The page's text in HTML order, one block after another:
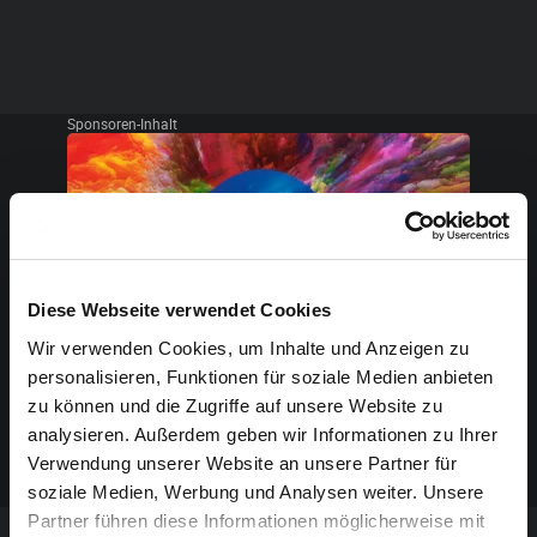
Diese Webseite verwendet Cookies
Wir verwenden Cookies, um Inhalte und Anzeigen zu
personalisieren, Funktionen für soziale Medien anbieten
zu können und die Zugriffe auf unsere Website zu
analysieren. Außerdem geben wir Informationen zu Ihrer
Verwendung unserer Website an unsere Partner für
soziale Medien, Werbung und Analysen weiter. Unsere
Partner führen diese Informationen möglicherweise mit
Sponsoren-Inhalt